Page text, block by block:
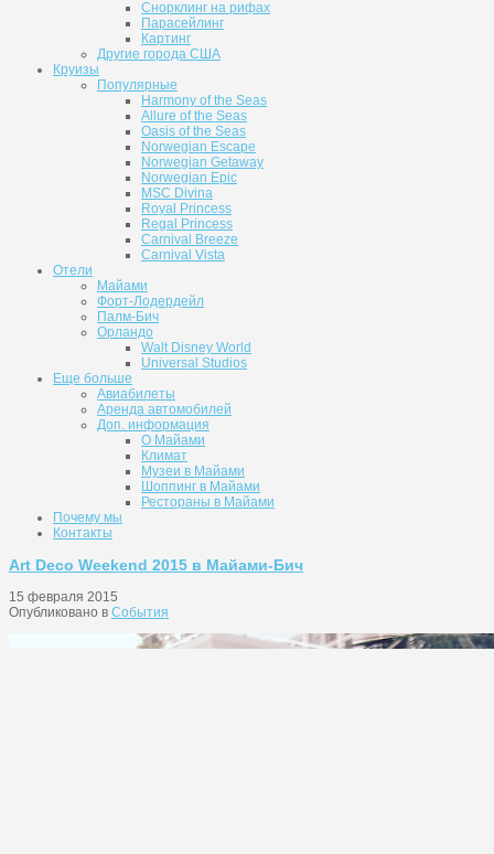
Снорклинг на рифах
Парасейлинг
Картинг
Другие города США
Круизы
Популярные
Harmony of the Seas
Allure of the Seas
Oasis of the Seas
Norwegian Escape
Norwegian Getaway
Norwegian Epic
MSC Divina
Royal Princess
Regal Princess
Carnival Breeze
Carnival Vista
Отели
Майами
Форт-Лодердейл
Палм-Бич
Орландо
Walt Disney World
Universal Studios
Eще больше
Авиабилеты
Аренда автомобилей
Доп. информация
О Майами
Климат
Музеи в Майами
Шоппинг в Майами
Рестораны в Майами
Почему мы
Контакты
Art Deco Weekend 2015 в Майами-Бич
15 февраля 2015
Опубликовано в События